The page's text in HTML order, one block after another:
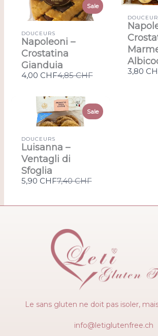
Sale
DOUCEURS
Napoleoni –
Crostatina
Gianduia
4,00 CHFCompare
to
4,85 CHF 3,80
Sale
DOUCEURS
Luisanna –
Ventagli di
Sfoglia
5,90 CHFCompare
to
7,40 CHF
Le sans gluten ne doit pas isoler,
info@letiglutenfree.ch